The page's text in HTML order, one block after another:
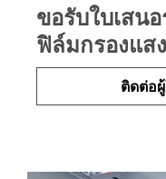
ขอรับใบเสน
ฟิล์มกรองแ
ติดต่อ